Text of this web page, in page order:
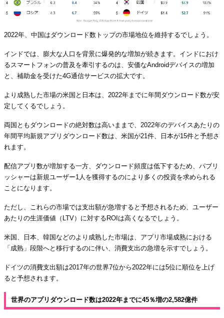
2022年、中国はダウンロード数トップの市場地位を維持するでしょう。
インドでは、膨大な人口を背景に爆発的な増加が続きます。インドにおけ
るスマートフォンの普及を牽引するのは、安価なAndroidデバイスの増加
と、補助金を受けた4G通信サービスの拡大です。
より成熟した市場の米国と日本は、2022年までに年間ダウンロード数が安
定してくるでしょう。
両国ともダウンロードの絶対数は高いままで、2022年のデバイスあたりの
年間平均新規アプリダウンロード数は、米国が21件、日本が15件と予想さ
れます。
配信アプリ数が増加する一方、ダウンロード頻度は低下するため、パブリ
ッシャーは新規ユーザー1人を獲得するのにより多くの投資を求められる
ことになります。
ただし、これらの市場では支出額が急増すると予想されるため、ユーザー
あたりの生涯価値（LTV）に対するROIは高くなるでしょう。
米国、日本、韓国などのより成熟した市場は、アプリ市場成熟における
「成熟」段階へと移行するのに伴い、消費支出の急増を示すでしょう。
ドイツの消費支出額は2017年の世界7位から2022年には5位に順位を上げ
ると予想されます。
世界のアプリダウンロード数は2022年までに45％増の2,582億件